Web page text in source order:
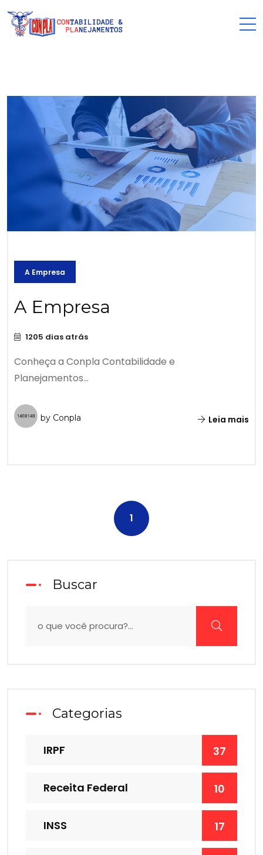
A Empresa
A Empresa
1205 dias atrás
Conheça a Conpla Contabilidade e
Planejamentos...
by Conpla Leia mais
1
Buscar
Categorias
IRPF 37
Receita Federal 10
INSS 17